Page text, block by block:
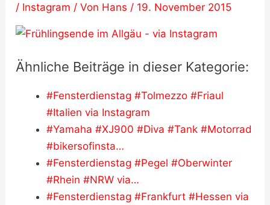
/ Instagram / Von Hans / 19. November 2015
Ähnliche Beiträge in dieser Kategorie:
#Fensterdienstag #Tolmezzo #Friaul
#Italien via Instagram
#Yamaha #XJ900 #Diva #Tank #Motorrad
#bikersofinsta…
#Fensterdienstag #Pegel #Oberwinter
#Rhein #NRW via…
#Fensterdienstag #Frankfurt #Hessen via